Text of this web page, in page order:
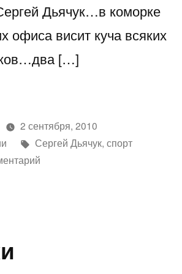
Дьячук…в коморке
офиса висит куча всяких
[…]
2 сентября, 2010
Метки:
Сергей Дьячук, спорт
к